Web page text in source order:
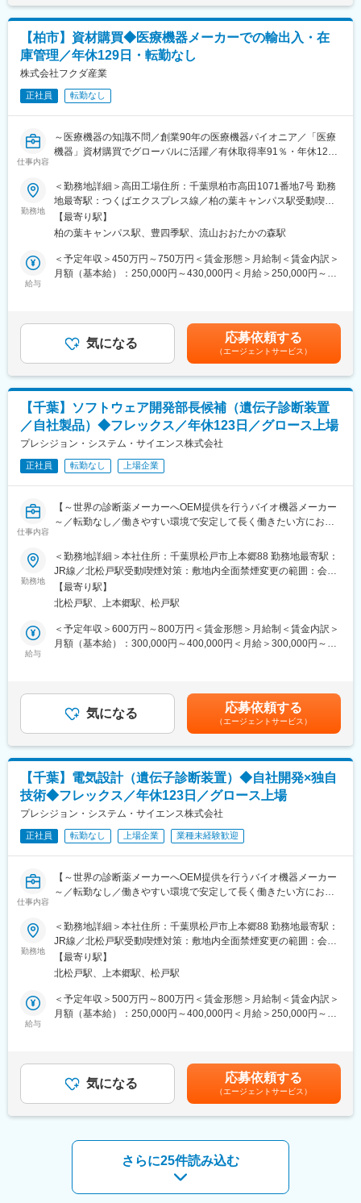
変更の範囲：会社の定める業務
病院やクリニックへ訪問し、白内障手術装置や硝子体手術装置、
眼科手術ロボットなどの点検・保守・修理業務を担当いただきま
す。医療現場の安全を支えるポジションとして、医療機器の安定
稼働を支援していただきます。
割を占めますが、既存顧客への提案がメインで、新規開拓や飛び
込み営業はありません。※保守契約は同社が近年注力している分野
■担当商材
度を高める手術支援システム、診断機器などです。医療現場の最
前線で使用されるこれらの製品の安定稼働を支えることで、患者
様のQOL（生活の質）向上に直接貢献いただきます。
眼科領域は夜間や緊急の手術が少なく、突発的な呼び出しや夜
勤・休日対応はほぼありません。
入社後は技術部にて4～6ヶ月の研修を実施。
基礎から専門知識まで体系的に学べるため、医療業界未経験でも
安心です。
その後もOJTや追加トレーニング（国内・海外）など継続的なス
キルアップ支援があり、実際に未経験から入社し活躍している社
員が多数在籍しています。
変更の範囲：会社の定める業務
【柏市】資材購買◆医療機器メーカーでの輸出入・在
庫管理／年休129日・転勤なし
株式会社フクダ産業
正社員 転勤なし
仕事内容
～医療機器の知識不問／創業90年の医療機器パイオニア／「医療
機器」資材購買でグローバルに活躍／有休取得率91％・年休129
抜群の環境～
■業務概要
今回募集する資材購買職は、製品の製造や品質維持に不可欠な部
品や資材の調達・在庫管理、海外との輸出入業務、社内外の関係
者との連携・調整などを担うポジションです。医療機器の専門知
識は入社後に学べるので、業界未経験でも安心して挑戦できま
す。
・海外サプライヤーや顧客とのメール・会話による折衝
・資材の発注および在庫管理
・生産管理部門や営業部門との連携・調整
将来的には部品管理の最適化やシステム化推進にも挑戦してい
ただきたいです。
資材購買スタッフは7名体制。20～40代中心で活発なコミュニケ
ーションと助け合いの風土があります。中途入社も多く馴染みや
■業務の魅力
期キャリアアップも可能。医療現場を支えるやりがいも感じられ
ます。
■教育体制
目指します。
また月に2回、海外でのビジネス経験がある欧米人の講師を招い
年間休日129日、完全週休2日制、有休取得率91％とワークライフ
バランス良好。時差出勤やマイカー通勤も可能です。
■当社について：
1935年創業、医療機器メーカーとして主に肺や呼吸器の機能にま
つわる医療機器の企画・製造・販売や輸入・販売事業を展開して
います。
■当社の特徴：
れやすいことが当社の特徴。仕事を進める上で気になった点や改
善したい点などがあれば、どんどん発信してください。
月2回、講師を招いて実践的な英語スキルを身につけられる勉強会
を開催しています（参加費無料）
変更の範囲：会社の定める業務
勤務地
＜勤務地詳細＞高田工場住所：千葉県柏市高田1071番地7号 勤務
地最寄駅：つくばエクスプレス線／柏の葉キャンパス駅受動喫煙
対策：屋内全面禁煙変更の範囲：【変更の範囲：流山本社および
高田工場】
【最寄り駅】
柏の葉キャンパス駅、豊四季駅、流山おおたかの森駅
給与
＜予定年収＞450万円～750万円＜賃金形態＞月給制＜賃金内訳＞
月額（基本給）：250,000円～430,000円＜月給＞250,000円～
下、それぞれ諸手当含む・年収580万円 主任（月給34万円×12ヶ
月＋諸手当）・年収820万円 課長（月給48万円×12ヶ月＋諸手
当）賃金はあくまでも目安の金額であり、選考を通じて上下する
可能性があります。月給(月額)は固定手当を含めた表記です。
気になる 応募依頼する
（エージェントサービス）
【千葉】ソフトウェア開発部長候補（遺伝子診断装置
／自社製品）◆フレックス／年休123日／グロース上場
プレシジョン・システム・サイエンス株式会社
正社員 転勤なし 上場企業
仕事内容
【～世界の診断薬メーカーへOEM提供を行うバイオ機器メーカー
～／転勤なし／働きやすい環境で安定して長く働きたい方にお勧
PCR検査や遺伝子検査に使われる検査装置・試薬を開発・製造す
る当社にて、医療機器のソフトウェアシステム設計・開発業務を
部長候補として担当いただきます。
病気の診断や感染症検査を支える製品を世界中の医療機関や研究
機関に提供しています。
【業務詳細】※プレイングマネージャーとして実務もお任せいたし
開発、検証、ドキュメント作成。
・ソフトウェア開発チームリーダ、外注管理
・新規案件の構想と原理検証
【働き方】
■転勤もありませんので、安心して長期就業することが可能です。
■有休が取得しやすく、フレックスタイム制等により働きやすい環
境です。
り、休日出勤が発生しないように会社として対策している為、現
在では休日出勤はほぼございません。
手、秋田、大阪など）
【当社の魅力】
■同社の技術は今後必要性がさらに高まるDNA鑑定の精度向上に
きます。
最近では COVID-19 のPCR検査へ大きな貢献を果たしていま
育休の取得も推進しています。）
【会社・求人の魅力】
■当社はバイオ関連業界において、血液や組織細胞などの検体から
て、遺伝子研究の現場に対し様々な自動化装置を事業展開。
■遺伝子解析の際にはサンプルから遺伝子を抽出する前処理工程が
必要不可欠です。当社はそのプロセスを自動化できる国際特許技
術「マグトレーション・テクノロジー」を取得。
勤務地
＜勤務地詳細＞本社住所：千葉県松戸市上本郷88 勤務地最寄駅：
JR線／北松戸駅受動喫煙対策：敷地内全面禁煙変更の範囲：会社
の定める事業所
【最寄り駅】
北松戸駅、上本郷駅、松戸駅
給与
＜予定年収＞600万円～800万円＜賃金形態＞月給制＜賃金内訳＞
月額（基本給）：300,000円～400,000円＜月給＞300,000円～
気になる 応募依頼する
（エージェントサービス）
【千葉】電気設計（遺伝子診断装置）◆自社開発×独自
技術◆フレックス／年休123日／グロース上場
プレシジョン・システム・サイエンス株式会社
正社員 転勤なし 上場企業 業種未経験歓迎
仕事内容
【～世界の診断薬メーカーへOEM提供を行うバイオ機器メーカー
～／転勤なし／働きやすい環境で安定して長く働きたい方にお勧
PCR検査や遺伝子検査に使われる検査装置・試薬を開発・製造す
る当社にて、医療機器（体外診断機器）等の電気設計業務を担当
いただきます。
病気の診断や感染症検査を支える製品を世界中の医療機関や研究
機関に提供しています。
【業務詳細】
の書類作成
・EMC試験、安全認証試験
■転勤もありませんので、安心して長期就業することが可能です。
■土日祝日休みの完全週休二日制。年休123日＋夏季休暇5日。
■有休が取得しやすく、フレックスタイム制等により働きやすい環
勤務地
＜勤務地詳細＞本社住所：千葉県松戸市上本郷88 勤務地最寄駅：
JR線／北松戸駅受動喫煙対策：敷地内全面禁煙変更の範囲：会社
の定める事業所
【最寄り駅】
北松戸駅、上本郷駅、松戸駅
給与
＜予定年収＞500万円～800万円＜賃金形態＞月給制＜賃金内訳＞
月額（基本給）：250,000円～400,000円＜月給＞250,000円～
気になる 応募依頼する
（エージェントサービス）
さらに25件読み込む